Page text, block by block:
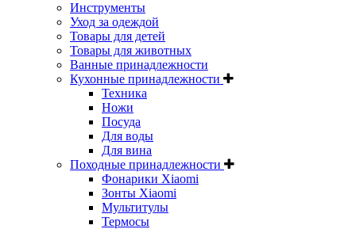
Инструменты
Уход за одеждой
Товары для детей
Товары для животных
Ванные принадлежности
Кухонные принадлежности
Техника
Ножи
Посуда
Для воды
Для вина
Походные принадлежности
Фонарики Xiaomi
Зонты Xiaomi
Мультитулы
Термосы